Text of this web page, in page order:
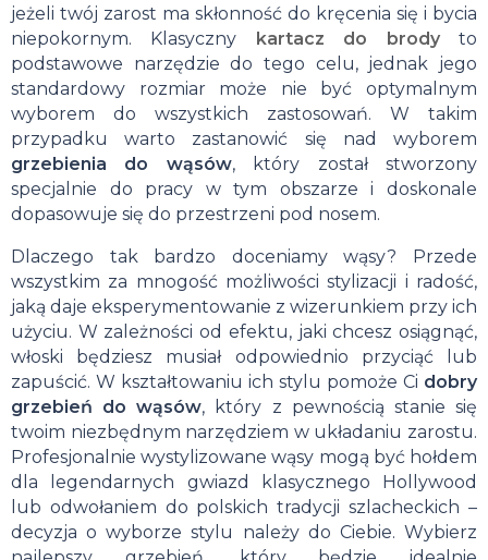
jeżeli twój zarost ma skłonność do kręcenia się i bycia
niepokornym. Klasyczny
kartacz do brodyto
podstawowe narzędzie do tego celu, jednak jego
standardowy rozmiar może nie być optymalnym
wyborem do wszystkich zastosowań. W takim
przypadku warto zastanowić się nad wyborem
grzebienia do wąsów, który został stworzony
specjalnie do pracy w tym obszarze i doskonale
dopasowuje się do przestrzeni pod nosem.
Dlaczego tak bardzo doceniamy wąsy? Przede
wszystkim za mnogość możliwości stylizacji i radość,
jaką daje eksperymentowanie z wizerunkiem przy ich
użyciu. W zależności od efektu, jaki chcesz osiągnąć,
włoski będziesz musiał odpowiednio przyciąć lub
zapuścić. W kształtowaniu ich stylu pomoże Ci dobry
grzebień do wąsów, który z pewnością stanie się
twoim niezbędnym narzędziem w układaniu zarostu.
Profesjonalnie wystylizowane wąsy mogą być hołdem
dla legendarnych gwiazd klasycznego Hollywood
lub odwołaniem do polskich tradycji szlacheckich –
decyzja o wyborze stylu należy do Ciebie. Wybierz